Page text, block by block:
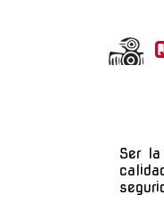
Ser